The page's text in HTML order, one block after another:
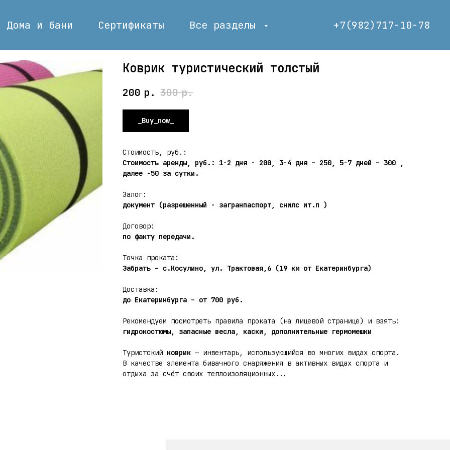
Дома и бани Сертификаты Все разделы +7(982)717-10-78
Коврик туристический толстый
200 р. 300 р.
_Buy_now_
Стоимость, руб.:
Стоимость аренды, руб.: 1-2 дня - 200, 3-4 дня – 250, 5-7 дней – 300 ,
далее -50 за сутки.
Залог:
документ (разрешенный - загранпаспорт, снилс ит.п )
Договор:
по факту передачи.
Точка проката:
Забрать – с.Косулино, ул. Трактовая,6 (19 км от Екатеринбурга)
Доставка:
до Екатеринбурга – от 700 руб.
Рекомендуем посмотреть правила проката (на лицевой странице) и взять:
гидрокостюмы, запасные весла, каски, дополнительные гермомешки
Туристский коврик — инвентарь, использующийся во многих видах спорта.
В качестве элемента бивачного снаряжения в активных видах спорта и
отдыха за счёт своих теплоизоляционных...